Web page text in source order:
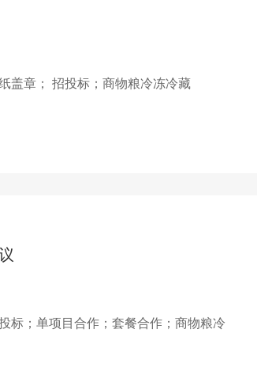
盖章； 招投标；商物粮冷冻冷藏
标；单项目合作；套餐合作；商物粮冷